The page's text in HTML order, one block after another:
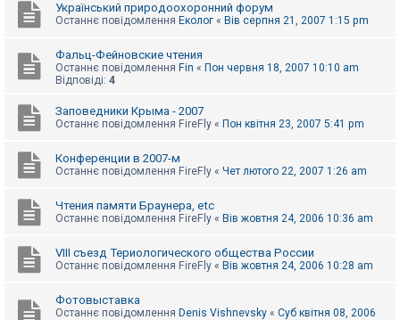
Український природоохоронний форум
Останнє повідомлення Еколог « Вів серпня 21, 2007 1:15 pm
Фальц-Фейновские чтения
Останнє повідомлення Fin « Пон червня 18, 2007 10:10 am
Відповіді: 4
Заповедники Крыма - 2007
Останнє повідомлення FireFly « Пон квітня 23, 2007 5:41 pm
Конференции в 2007-м
Останнє повідомлення FireFly « Чет лютого 22, 2007 1:26 am
Чтения памяти Браунера, etc
Останнє повідомлення FireFly « Вів жовтня 24, 2006 10:36 am
VIII съезд Териологического общества России
Останнє повідомлення FireFly « Вів жовтня 24, 2006 10:28 am
Фотовыставка
Останнє повідомлення Denis Vishnevsky « Суб квітня 08, 2006